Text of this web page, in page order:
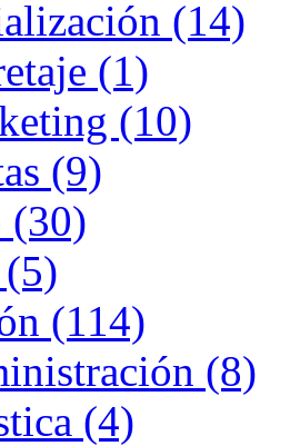
(14)
(1)
(10)
(9)
(30)
(114)
(8)
(4)